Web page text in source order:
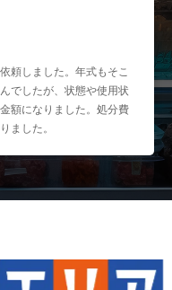
頼しました。年式もそこ
でしたが、状態や使用状
額になりました。処分費
ました。